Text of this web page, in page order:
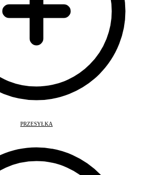
PRZESYŁKA